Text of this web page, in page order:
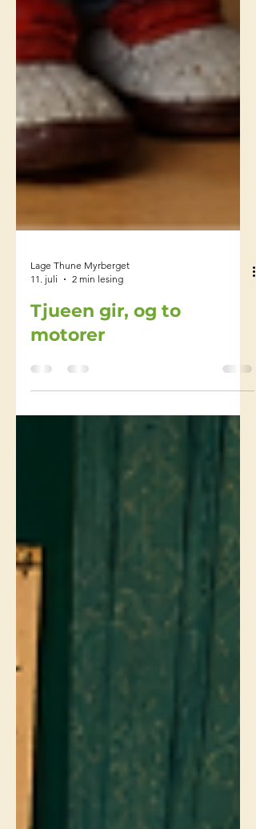
Lage Thune Myrberget
11. juli
2 min lesing
Tjueen gir, og to
motorer